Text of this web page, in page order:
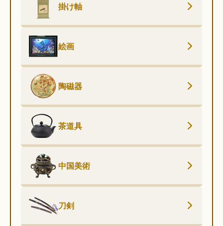
掛け軸
絵画
陶磁器
茶道具
中国美術
刀剣